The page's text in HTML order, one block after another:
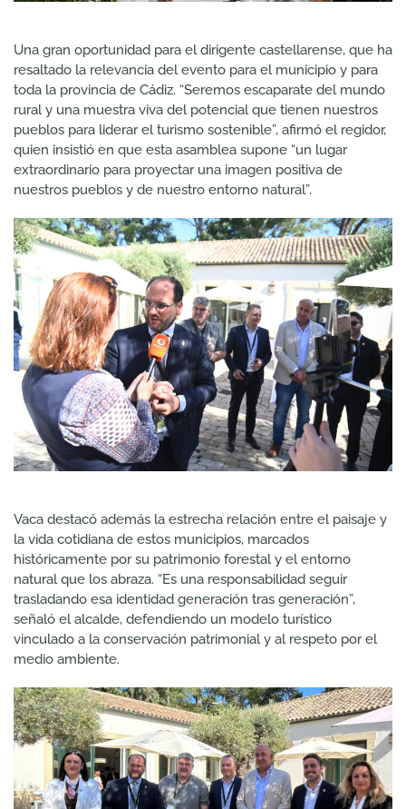
Una gran oportunidad para el dirigente castellarense, que ha
resaltado la relevancia del evento para el municipio y para
toda la provincia de Cádiz. “Seremos escaparate del mundo
rural y una muestra viva del potencial que tienen nuestros
pueblos para liderar el turismo sostenible”, afirmó el regidor,
quien insistió en que esta asamblea supone “un lugar
extraordinario para proyectar una imagen positiva de
nuestros pueblos y de nuestro entorno natural”.
Vaca destacó además la estrecha relación entre el paisaje y
la vida cotidiana de estos municipios, marcados
históricamente por su patrimonio forestal y el entorno
natural que los abraza. “Es una responsabilidad seguir
trasladando esa identidad generación tras generación”,
señaló el alcalde, defendiendo un modelo turístico
vinculado a la conservación patrimonial y al respeto por el
medio ambiente.